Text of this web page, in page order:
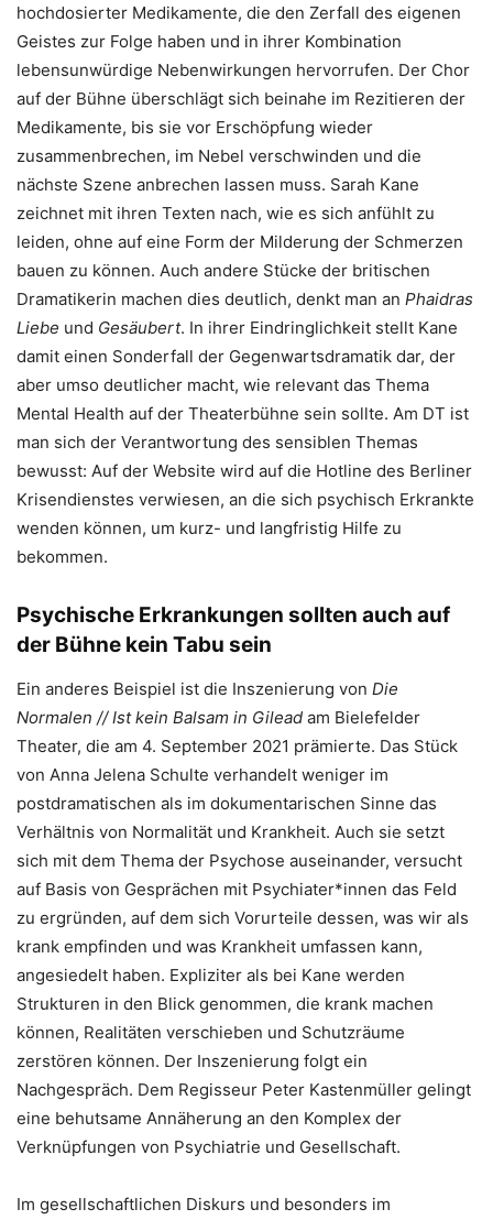
hochdosierter Medikamente, die den Zerfall des eigenen
Geistes zur Folge haben und in ihrer Kombination
lebensunwürdige Nebenwirkungen hervorrufen. Der Chor
auf der Bühne überschlägt sich beinahe im Rezitieren der
Medikamente, bis sie vor Erschöpfung wieder
zusammenbrechen, im Nebel verschwinden und die
nächste Szene anbrechen lassen muss. Sarah Kane
zeichnet mit ihren Texten nach, wie es sich anfühlt zu
leiden, ohne auf eine Form der Milderung der Schmerzen
bauen zu können. Auch andere Stücke der britischen
Dramatikerin machen dies deutlich, denkt man an Phaidras
Liebe und Gesäubert. In ihrer Eindringlichkeit stellt Kane
damit einen Sonderfall der Gegenwartsdramatik dar, der
aber umso deutlicher macht, wie relevant das Thema
Mental Health auf der Theaterbühne sein sollte. Am DT ist
man sich der Verantwortung des sensiblen Themas
bewusst: Auf der Website wird auf die Hotline des Berliner
Krisendienstes verwiesen, an die sich psychisch Erkrankte
wenden können, um kurz- und langfristig Hilfe zu
bekommen.
Psychische Erkrankungen sollten auch auf
der Bühne kein Tabu sein
Ein anderes Beispiel ist die Inszenierung von Die
Normalen // Ist kein Balsam in Gilead am Bielefelder
Theater, die am 4. September 2021 prämierte. Das Stück
von Anna Jelena Schulte verhandelt weniger im
postdramatischen als im dokumentarischen Sinne das
Verhältnis von Normalität und Krankheit. Auch sie setzt
sich mit dem Thema der Psychose auseinander, versucht
auf Basis von Gesprächen mit Psychiater*innen das Feld
zu ergründen, auf dem sich Vorurteile dessen, was wir als
krank empfinden und was Krankheit umfassen kann,
angesiedelt haben. Expliziter als bei Kane werden
Strukturen in den Blick genommen, die krank machen
können, Realitäten verschieben und Schutzräume
zerstören können. Der Inszenierung folgt ein
Nachgespräch. Dem Regisseur Peter Kastenmüller gelingt
eine behutsame Annäherung an den Komplex der
Verknüpfungen von Psychiatrie und Gesellschaft.
Im gesellschaftlichen Diskurs und besonders im